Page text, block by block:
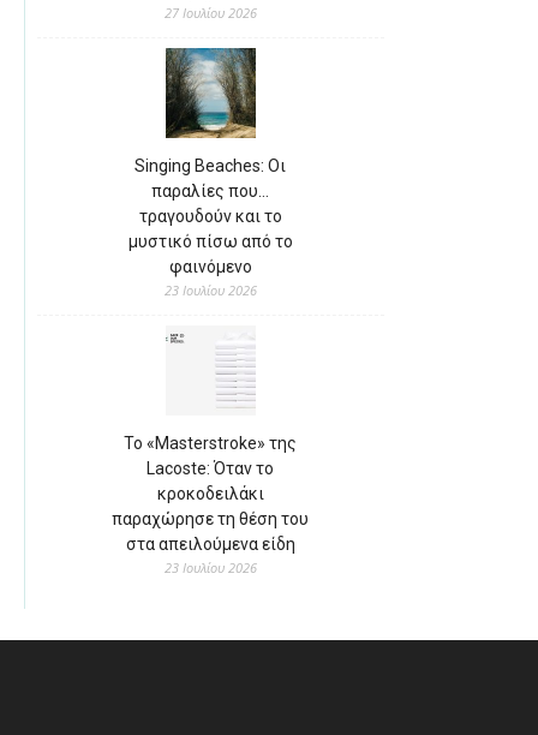
27 Ιουλίου 2026
Singing Beaches: Οι
παραλίες που…
τραγουδούν και το
μυστικό πίσω από το
φαινόμενο
23 Ιουλίου 2026
Το «Masterstroke» της
Lacoste: Όταν το
κροκοδειλάκι
παραχώρησε τη θέση του
στα απειλούμενα είδη
23 Ιουλίου 2026